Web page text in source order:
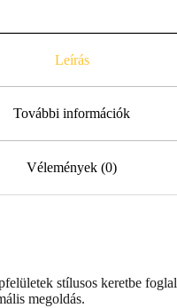
Leírás
További információk
Vélemények (0)
stílusos keretbe
megoldás.